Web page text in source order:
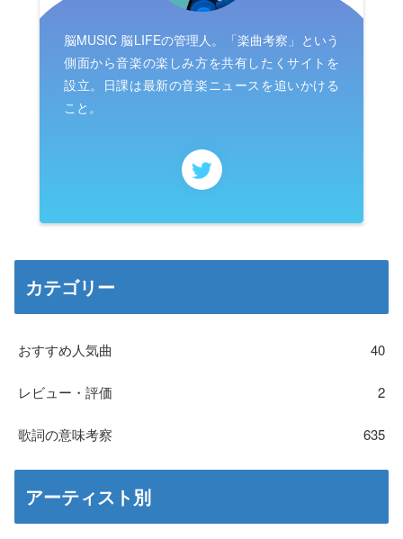
脳MUSIC 脳LIFEの管理人。「楽曲考察」という
側面から音楽の楽しみ方を共有したくサイトを
設立。日課は最新の音楽ニュースを追いかける
こと。
カテゴリー
おすすめ人気曲 40
レビュー・評価 2
歌詞の意味考察 635
アーティスト別